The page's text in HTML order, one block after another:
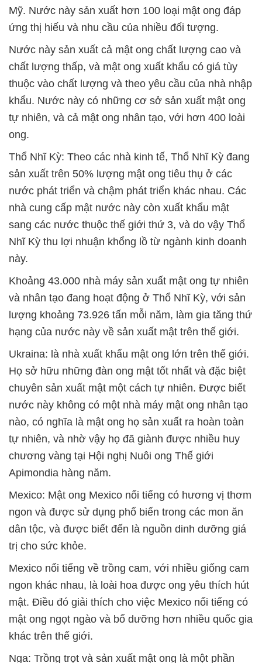
Mỹ. Nước này sản xuất hơn 100 loại mật ong đáp
ứng thị hiếu và nhu cầu của nhiều đối tượng.
Nước này sản xuất cả mật ong chất lượng cao và
chất lượng thấp, và mật ong xuất khẩu có giá tùy
thuộc vào chất lượng và theo yêu cầu của nhà nhập
khẩu. Nước này có những cơ sở sản xuất mật ong
tự nhiên, và cả mật ong nhân tạo, với hơn 400 loài
ong.
Thổ Nhĩ Kỳ: Theo các nhà kinh tế, Thổ Nhĩ Kỳ đang
sản xuất trên 50% lượng mật ong tiêu thụ ở các
nước phát triển và chậm phát triển khác nhau. Các
nhà cung cấp mật nước này còn xuất khẩu mật
sang các nước thuộc thế giới thứ 3, và do vậy Thổ
Nhĩ Kỳ thu lợi nhuận khổng lồ từ ngành kinh doanh
này.
Khoảng 43.000 nhà máy sản xuất mật ong tự nhiên
và nhân tạo đang hoạt động ở Thổ Nhĩ Kỳ, với sản
lượng khoảng 73.926 tấn mỗi năm, làm gia tăng thứ
hạng của nước này về sản xuất mật trên thế giới.
Ukraina: là nhà xuất khẩu mật ong lớn trên thế giới.
Họ sở hữu những đàn ong mật tốt nhất và đặc biệt
chuyên sản xuất mật một cách tự nhiên. Được biết
nước này không có một nhà máy mật ong nhân tạo
nào, có nghĩa là mật ong họ sản xuất ra hoàn toàn
tự nhiên, và nhờ vậy họ đã giành được nhiều huy
chương vàng tại Hội nghị Nuôi ong Thế giới
Apimondia hàng năm.
Mexico: Mật ong Mexico nổi tiếng có hương vị thơm
ngon và được sử dụng phổ biến trong các mon ăn
dân tộc, và được biết đến là nguồn dinh dưỡng giá
trị cho sức khỏe.
Mexico nổi tiếng về trồng cam, với nhiều giống cam
ngon khác nhau, là loài hoa được ong yêu thích hút
mật. Điều đó giải thích cho việc Mexico nổi tiếng có
mật ong ngọt ngào và bổ dưỡng hơn nhiều quốc gia
khác trên thế giới.
Nga: Trồng trọt và sản xuất mật ong là một phần